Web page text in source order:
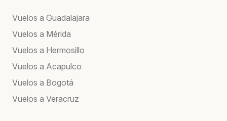
Vuelos a Guadalajara
Vuelos a Mérida
Vuelos a Hermosillo
Vuelos a Acapulco
Vuelos a Bogotá
Vuelos a Veracruz